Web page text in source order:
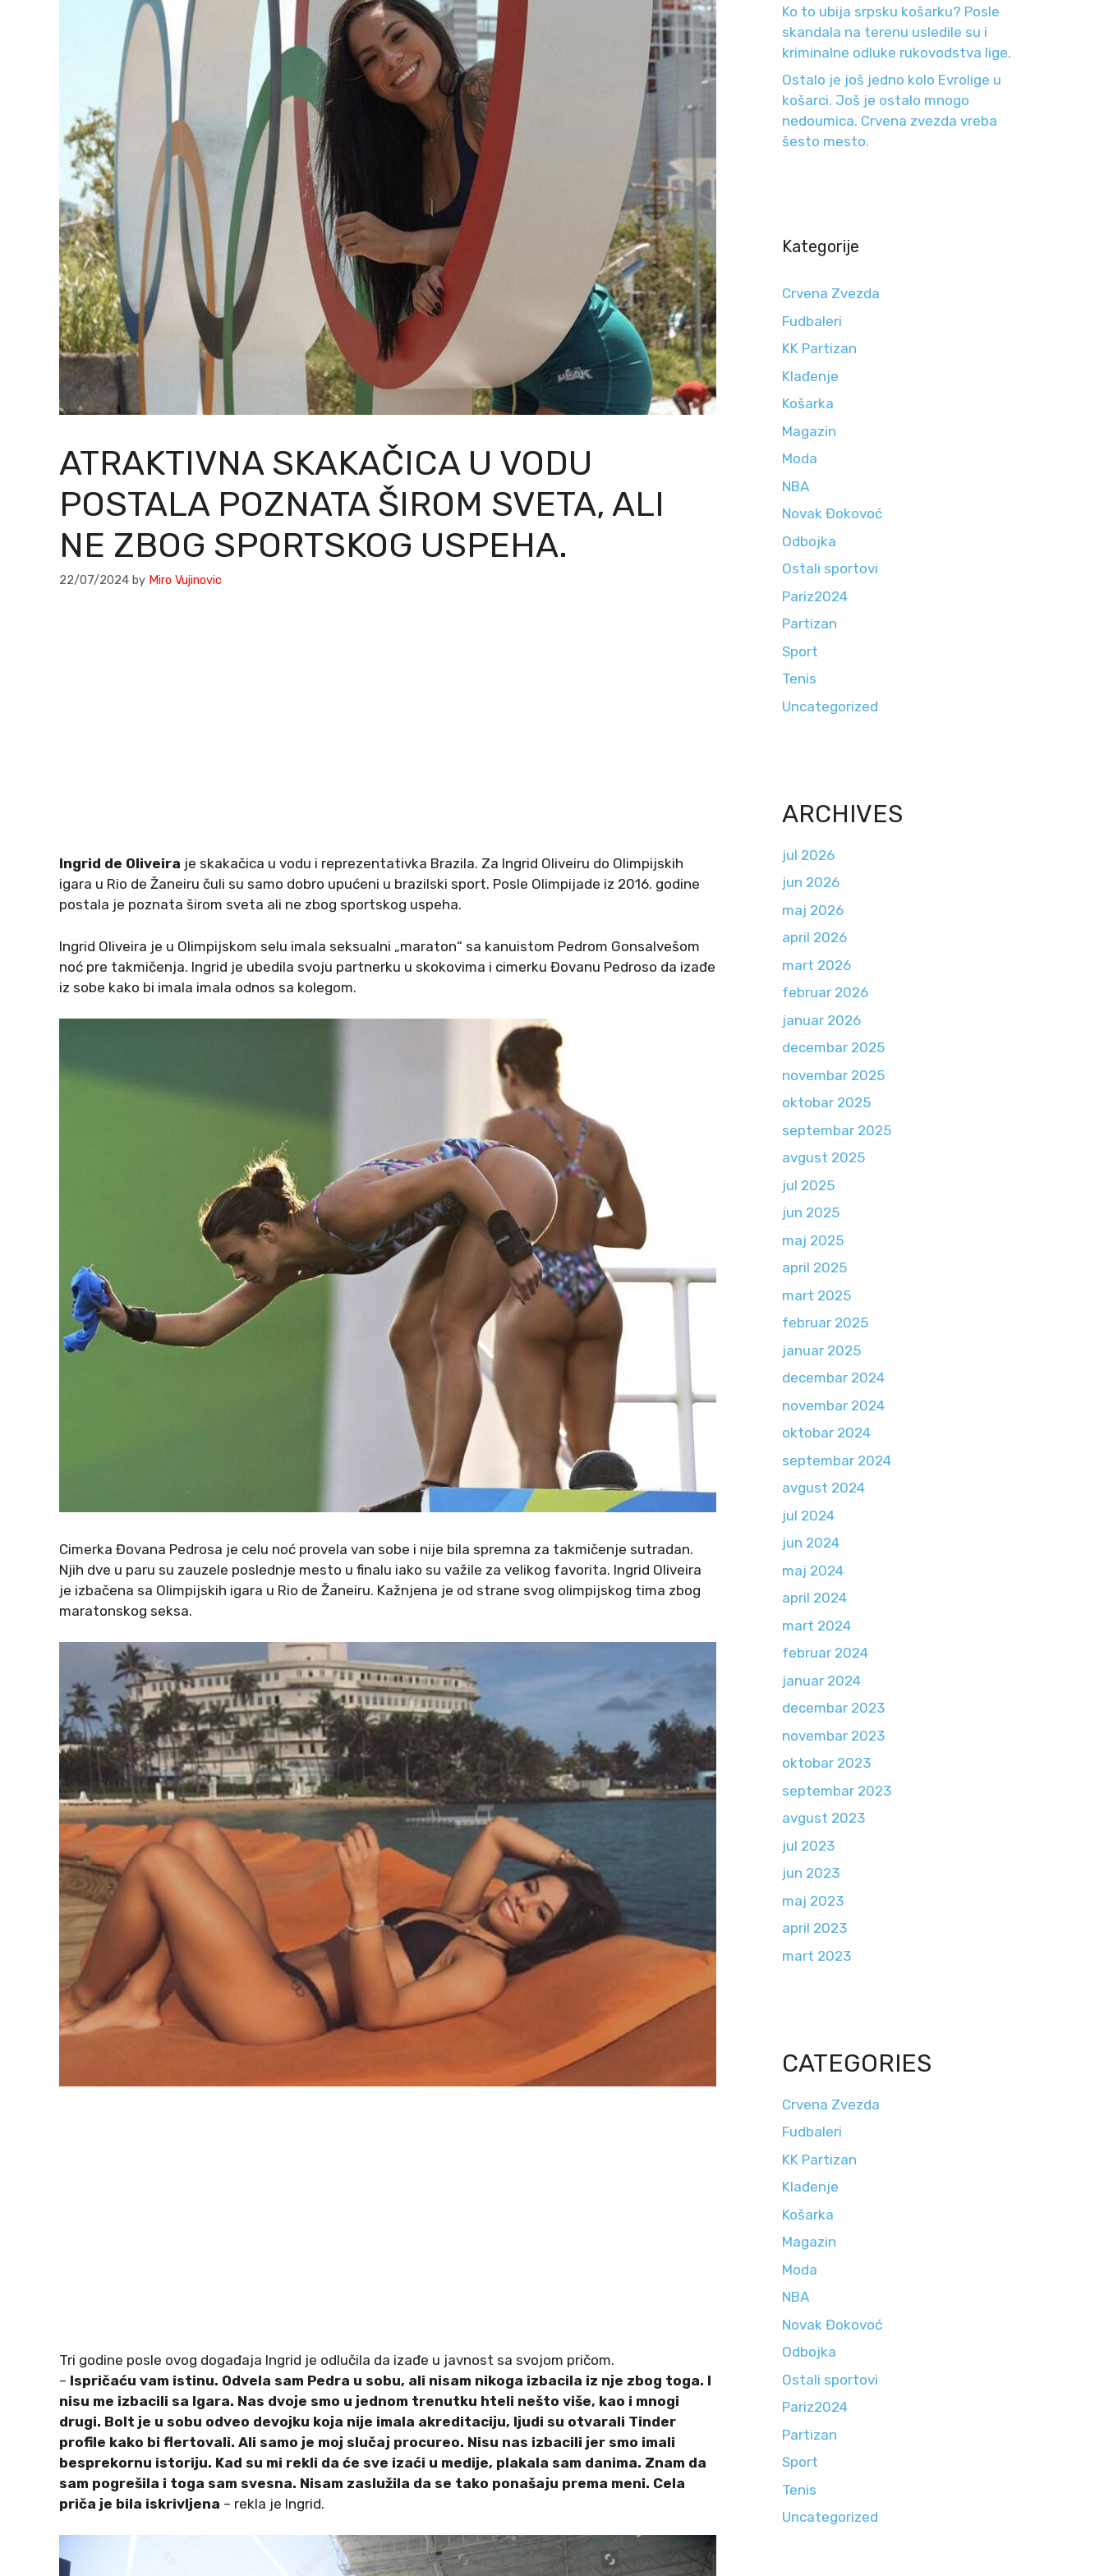
ATRAKTIVNA SKAKAČICA U VODU
POSTALA POZNATA ŠIROM SVETA, ALI
NE ZBOG SPORTSKOG USPEHA.
22/07/2024 by Miro Vujinovic
Ingrid de Oliveira je skakačica u vodu i reprezentativka Brazila. Za Ingrid Oliveiru do Olimpijskih
igara u Rio de Žaneiru čuli su samo dobro upućeni u brazilski sport. Posle Olimpijade iz 2016. godine
postala je poznata širom sveta ali ne zbog sportskog uspeha.
Ingrid Oliveira je u Olimpijskom selu imala seksualni „maraton“ sa kanuistom Pedrom Gonsalvešom
noć pre takmičenja. Ingrid je ubedila svoju partnerku u skokovima i cimerku Đovanu Pedroso da izađe
iz sobe kako bi imala imala odnos sa kolegom.
Cimerka Đovana Pedrosa je celu noć provela van sobe i nije bila spremna za takmičenje sutradan.
Njih dve u paru su zauzele poslednje mesto u finalu iako su važile za velikog favorita. Ingrid Oliveira
je izbačena sa Olimpijskih igara u Rio de Žaneiru. Kažnjena je od strane svog olimpijskog tima zbog
maratonskog seksa.
Tri godine posle ovog događaja Ingrid je odlučila da izađe u javnost sa svojom pričom.
– Ispričaću vam istinu. Odvela sam Pedra u sobu, ali nisam nikoga izbacila iz nje zbog toga. I
nisu me izbacili sa Igara. Nas dvoje smo u jednom trenutku hteli nešto više, kao i mnogi
drugi. Bolt je u sobu odveo devojku koja nije imala akreditaciju, ljudi su otvarali Tinder
profile kako bi flertovali. Ali samo je moj slučaj procureo. Nisu nas izbacili jer smo imali
besprekornu istoriju. Kad su mi rekli da će sve izaći u medije, plakala sam danima. Znam da
sam pogrešila i toga sam svesna. Nisam zaslužila da se tako ponašaju prema meni. Cela
priča je bila iskrivljena – rekla je Ingrid.
Ko to ubija srpsku košarku? Posle
skandala na terenu usledile su i
kriminalne odluke rukovodstva lige.
Ostalo je još jedno kolo Evrolige u
košarci. Još je ostalo mnogo
nedoumica. Crvena zvezda vreba
šesto mesto.
Kategorije
Crvena Zvezda
Fudbaleri
KK Partizan
Klađenje
Košarka
Magazin
Moda
NBA
Novak Đokovoć
Odbojka
Ostali sportovi
Pariz2024
Partizan
Sport
Tenis
Uncategorized
ARCHIVES
jul 2026
jun 2026
maj 2026
april 2026
mart 2026
februar 2026
januar 2026
decembar 2025
novembar 2025
oktobar 2025
septembar 2025
avgust 2025
jul 2025
jun 2025
maj 2025
april 2025
mart 2025
februar 2025
januar 2025
decembar 2024
novembar 2024
oktobar 2024
septembar 2024
avgust 2024
jul 2024
jun 2024
maj 2024
april 2024
mart 2024
februar 2024
januar 2024
decembar 2023
novembar 2023
oktobar 2023
septembar 2023
avgust 2023
jul 2023
jun 2023
maj 2023
april 2023
mart 2023
CATEGORIES
Crvena Zvezda
Fudbaleri
KK Partizan
Klađenje
Košarka
Magazin
Moda
NBA
Novak Đokovoć
Odbojka
Ostali sportovi
Pariz2024
Partizan
Sport
Tenis
Uncategorized